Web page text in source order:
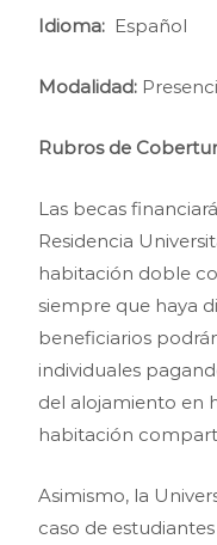
Idioma: Español
Modalidad:
Rubros de
Las becas
Residencia
habitación doble
siempre que haya
beneficiarios
individuales
del alojamiento en
habitación
Asimismo, la
caso de